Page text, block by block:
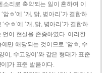
소리로 축약되는 일이 흔하여 이
ㅎ’에 ‘개, 닭, 병아리’가 결합하
수ㅎ’에 ‘개, 닭, 병아리’가 결합하
언어 현실을 존중하였다. 이러한
만 해당되는 것이므로 ‘암ㅎ, 수
이, 수고양이’와 같은 형태가 표준
]가 표준 발음이다.